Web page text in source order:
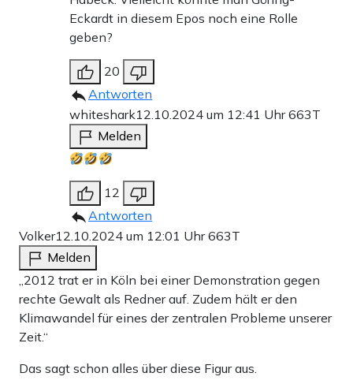
Eckardt in diesem Epos noch eine Rolle
geben?
20
Antworten
whiteshark12.10.2024 um 12:41 Uhr663T
Melden
12
Antworten
Volker12.10.2024 um 12:01 Uhr663T
Melden
„2012 trat er in Köln bei einer Demonstration gegen
rechte Gewalt als Redner auf. Zudem hält er den
Klimawandel für eines der zentralen Probleme unserer
Zeit.“
Das sagt schon alles über diese Figur aus.